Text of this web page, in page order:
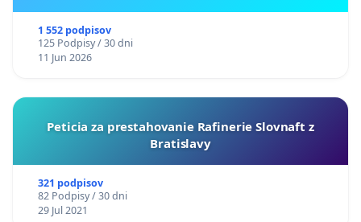
1 552 podpisov
125 Podpisy / 30 dni
11 Jun 2026
Peticia za prestahovanie Rafinerie Slovnaft z
Bratislavy
321 podpisov
82 Podpisy / 30 dni
29 Jul 2021